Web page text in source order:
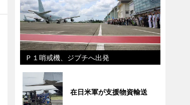
Ｐ１哨戒機、ジブチへ出発
在日米軍が支援物資輸送